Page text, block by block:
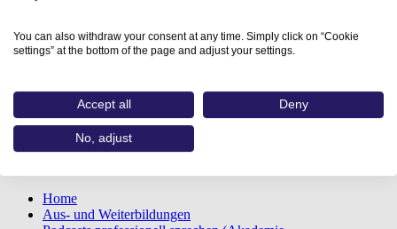
Home
Aus- und Weiterbildungen
You can also withdraw your consent at any time. Simply click on “Cookie
settings” at the bottom of the page and adjust your settings.
Accept all Deny
No, adjust